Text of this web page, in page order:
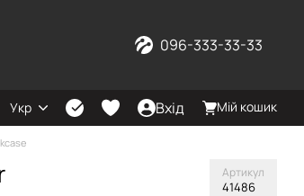
096-333-33-33
Укр Вхід Мій кошик
Артикул
41486